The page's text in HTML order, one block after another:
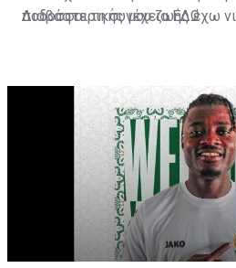
ποδοσφαιρικής μου ζωής έχω
31χρονος άσος.
Διαβάστε τη συνέχειαΕΔΩ